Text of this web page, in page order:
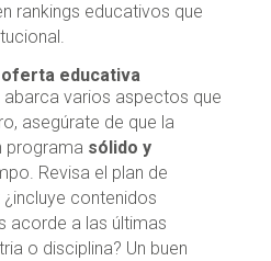
rankings educativos que
oferta educativa
varios aspectos que
asegúrate de que la
programa sólido y
Revisa el plan de
contenidos
acorde a las últimas
o disciplina? Un buen